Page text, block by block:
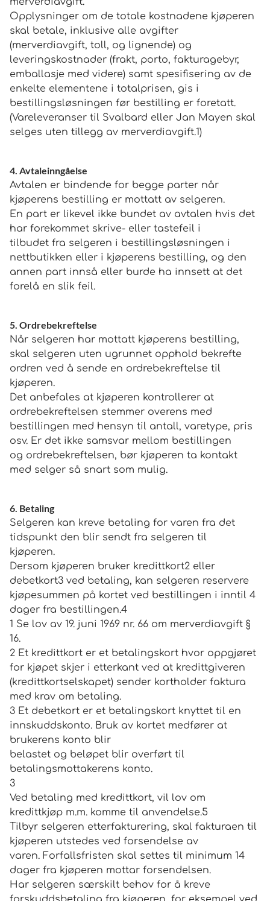
Opplysninger om de totale kostnadene kjøperen
skal betale, inklusive alle avgifter
(merverdiavgift, toll, og lignende) og
leveringskostnader (frakt, porto, fakturagebyr,
emballasje med videre) samt spesifisering av de
enkelte elementene i totalprisen, gis i
bestillingsløsningen før bestilling er foretatt.
(Vareleveranser til Svalbard eller Jan Mayen skal
selges uten tillegg av merverdiavgift.1)
4. Avtaleinngåelse
Avtalen er bindende for begge parter når
kjøperens bestilling er mottatt av selgeren.
En part er likevel ikke bundet av avtalen hvis det
har forekommet skrive- eller tastefeil i
tilbudet fra selgeren i bestillingsløsningen i
nettbutikken eller i kjøperens bestilling, og den
annen part innså eller burde ha innsett at det
forelå en slik feil.
5. Ordrebekreftelse
Når selgeren har mottatt kjøperens bestilling,
skal selgeren uten ugrunnet opphold bekrefte
ordren ved å sende en ordrebekreftelse til
kjøperen.
Det anbefales at kjøperen kontrollerer at
ordrebekreftelsen stemmer overens med
bestillingen med hensyn til antall, varetype, pris
osv. Er det ikke samsvar mellom bestillingen
og ordrebekreftelsen, bør kjøperen ta kontakt
med selger så snart som mulig.
6. Betaling
Selgeren kan kreve betaling for varen fra det
tidspunkt den blir sendt fra selgeren til
kjøperen.
Dersom kjøperen bruker kredittkort2 eller
debetkort3 ved betaling, kan selgeren reservere
kjøpesummen på kortet ved bestillingen i inntil 4
dager fra bestillingen.4
1 Se lov av 19. juni 1969 nr. 66 om merverdiavgift §
16.
2 Et kredittkort er et betalingskort hvor oppgjøret
for kjøpet skjer i etterkant ved at kredittgiveren
(kredittkortselskapet) sender kortholder faktura
med krav om betaling.
3 Et debetkort er et betalingskort knyttet til en
innskuddskonto. Bruk av kortet medfører at
brukerens konto blir
belastet og beløpet blir overført til
betalingsmottakerens konto.
3
Ved betaling med kredittkort, vil lov om
kredittkjøp m.m. komme til anvendelse.5
Tilbyr selgeren etterfakturering, skal fakturaen til
kjøperen utstedes ved forsendelse av
varen. Forfallsfristen skal settes til minimum 14
dager fra kjøperen mottar forsendelsen.
Har selgeren særskilt behov for å kreve